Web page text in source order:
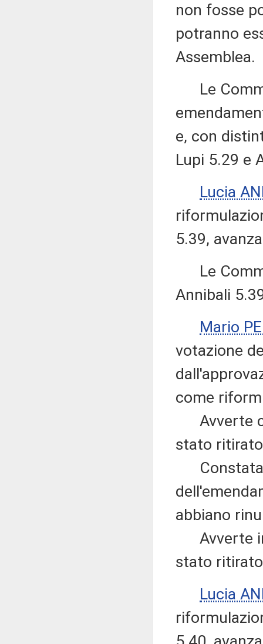
non fosse
potranno
Assemblea.
Le
e, con
Lupi 5.29 e
Lucia
5.39,
Le
Annibali
Mario
votazione
come
Avverte
stato
Constata
abbiano
Avverte
stato
Lucia